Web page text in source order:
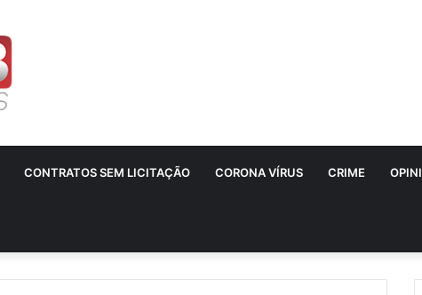
CONTRATOS SEM LICITAÇÃO CORONA VÍRUS CRIME